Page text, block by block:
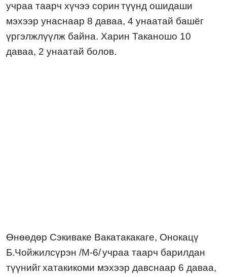
учраа таарч хүчээ соринтүүнд ошидаши
мэхээр унаснаар 8 даваа, 4 унаатай башёг
үргэлжлүүлж байна. Харин Таканошо 10
даваа, 2 унаатай болов.
Өнөөдөр Сэкиваке Вакатакакаге, Онокацү
Б.Чойжилсүрэн /М-6/учраа таарч барилдан
түүнийгхатакикоми мэхээр давснаар 6 даваа,